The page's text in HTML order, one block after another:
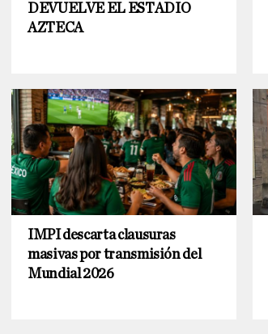
DEVUELVE EL ESTADIO
AZTECA
IMPI descarta clausuras
masivas por transmisión del
Mundial 2026